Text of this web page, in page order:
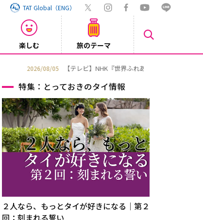
TAT Global（ENG）
楽しむ 旅のテーマ
特集：とっておきのタイ情報
２人なら、もっとタイが好きになる｜第２
回：刻まれる誓い